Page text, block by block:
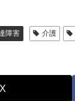
障害 介護
X